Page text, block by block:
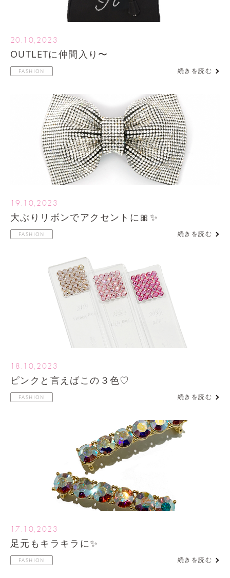
20.10,2023
OUTLETに仲間入り〜
FASHION 続きを読む
19.10,2023
大ぶりリボンでアクセントに🎀✨
FASHION 続きを読む
18.10,2023
ピンクと言えばこの３色♡
FASHION 続きを読む
17.10,2023
足元もキラキラに✨
FASHION 続きを読む